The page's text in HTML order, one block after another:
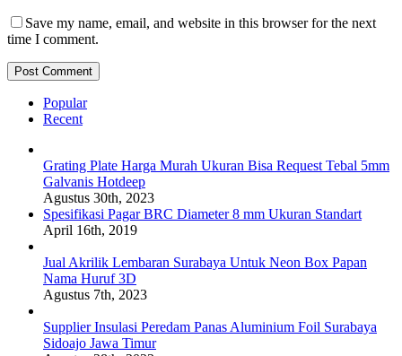
Save my name, email, and website in this browser for the next
time I comment.
Popular
Recent
Grating Plate Harga Murah Ukuran Bisa Request Tebal 5mm
Galvanis Hotdeep
Agustus 30th, 2023
Spesifikasi Pagar BRC Diameter 8 mm Ukuran Standart
April 16th, 2019
Jual Akrilik Lembaran Surabaya Untuk Neon Box Papan
Nama Huruf 3D
Agustus 7th, 2023
Supplier Insulasi Peredam Panas Aluminium Foil Surabaya
Sidoajo Jawa Timur